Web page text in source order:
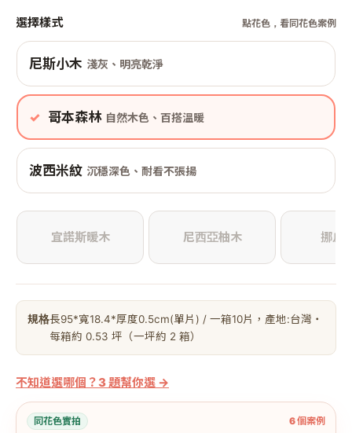
選擇樣式 點花色，看同花色案例
尼斯小木 淺灰、明亮乾淨
哥本森林 自然木色、百搭溫暖
波西米紋 沉穩深色、耐看不張揚
宜諾斯暖木 尼西亞柚木 挪威
規格長95*寬18.4*厚度0.5cm(單片) / 一箱10片，產地:台灣・
每箱約 0.53 坪（一坪約 2 箱）
不知道選哪個？3 題幫你選 →
同花色實拍 6 個案例